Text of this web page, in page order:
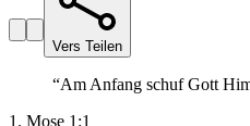
Vers Teilen
“Am Anfang schuf Gott
1. Mose 1:1